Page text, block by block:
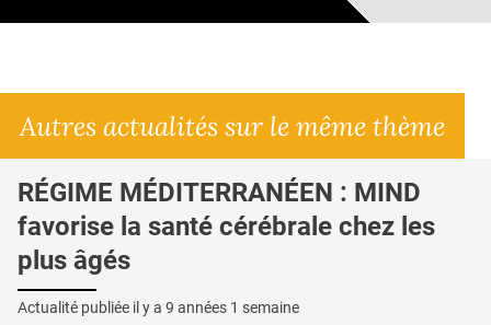
Autres actualités sur le même thème
RÉGIME MÉDITERRANÉEN : MIND
favorise la santé cérébrale chez les
plus âgés
Actualité publiée il y a 9 années 1 semaine